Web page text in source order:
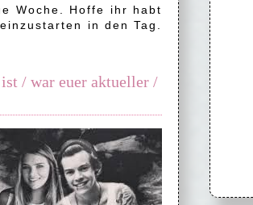
Woche. Hoffe ihr habt
in den Tag.
/ war euer aktueller /